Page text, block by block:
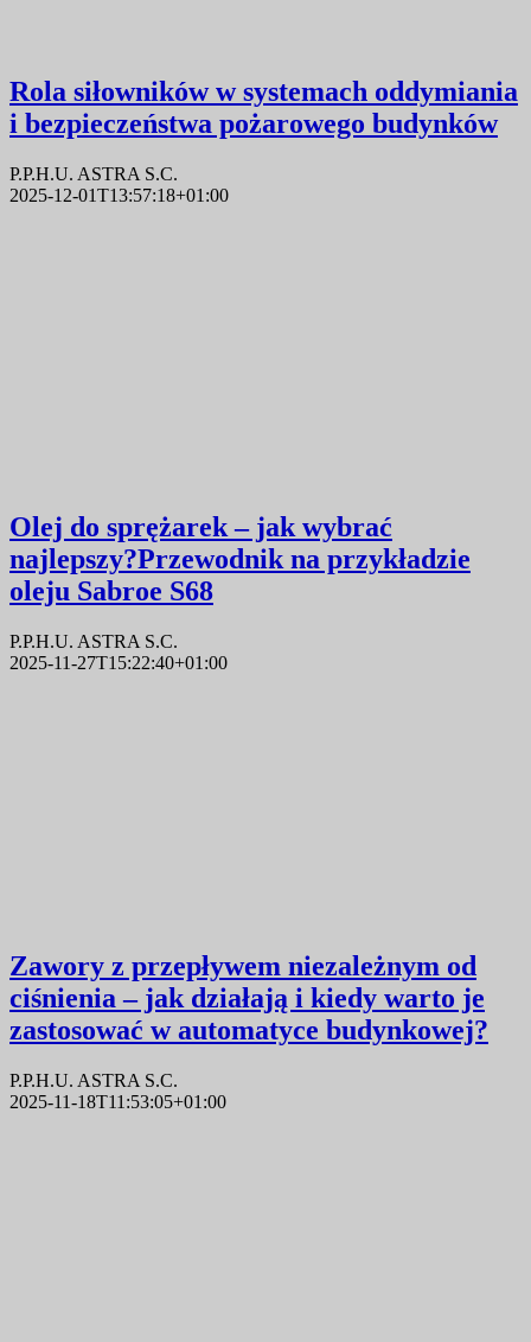
Rola siłowników w systemach oddymiania
i bezpieczeństwa pożarowego budynków
P.P.H.U. ASTRA S.C.
2025-12-01T13:57:18+01:00
Olej do sprężarek – jak wybrać
najlepszy?Przewodnik na przykładzie
oleju Sabroe S68
P.P.H.U. ASTRA S.C.
2025-11-27T15:22:40+01:00
Zawory z przepływem niezależnym od
ciśnienia – jak działają i kiedy warto je
zastosować w automatyce budynkowej?
P.P.H.U. ASTRA S.C.
2025-11-18T11:53:05+01:00